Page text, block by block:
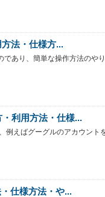
法・仕様方...
であり、簡単な操作方法のや
利用方法・仕様...
例えばグーグルのアカウント
仕様方法・や...